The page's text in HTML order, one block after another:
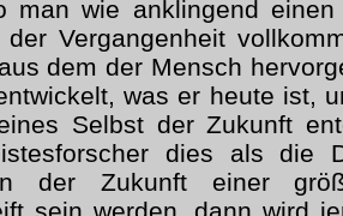
man wie anklingend
Vergangenheit
dem der Mensch
was er heute ist,
Selbst der Zukunft
dies als die
der Zukunft einer